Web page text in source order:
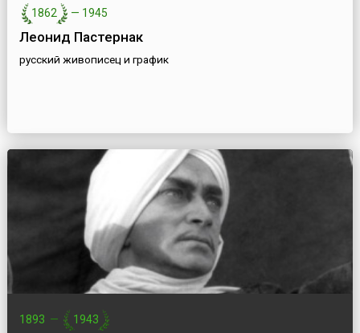
1862 — 1945
Леонид Пастернак
русский живописец и график
1893 — 1943